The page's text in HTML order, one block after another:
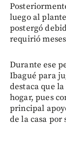
luego al
postergó
requirió
Durante ese
Ibagué para
destaca que
hogar, pues
principal
de la casa por